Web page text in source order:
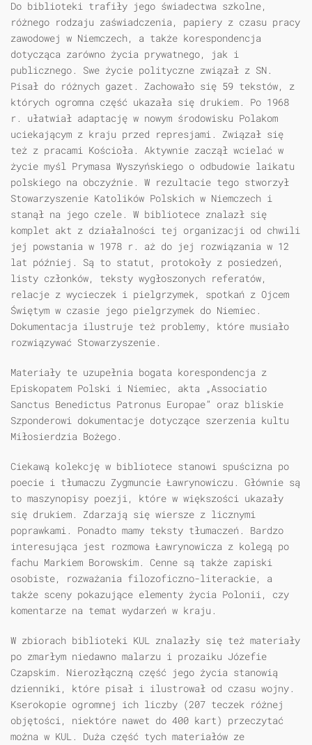
Do biblioteki trafiły jego świadectwa szkolne,
różnego rodzaju zaświadczenia, papiery z czasu pracy
zawodowej w Niemczech, a także korespondencja
dotycząca zarówno życia prywatnego, jak i
publicznego. Swe życie polityczne związał z SN.
Pisał do różnych gazet. Zachowało się 59 tekstów, z
których ogromna część ukazała się drukiem. Po 1968
r. ułatwiał adaptację w nowym środowisku Polakom
uciekającym z kraju przed represjami. Związał się
też z pracami Kościoła. Aktywnie zaczął wcielać w
życie myśl Prymasa Wyszyńskiego o odbudowie laikatu
polskiego na obczyźnie. W rezultacie tego stworzył
Stowarzyszenie Katolików Polskich w Niemczech i
stanął na jego czele. W bibliotece znalazł się
komplet akt z działalności tej organizacji od chwili
jej powstania w 1978 r. aż do jej rozwiązania w 12
lat później. Są to statut, protokoły z posiedzeń,
listy członków, teksty wygłoszonych referatów,
relacje z wycieczek i pielgrzymek, spotkań z Ojcem
Świętym w czasie jego pielgrzymek do Niemiec.
Dokumentacja ilustruje też problemy, które musiało
rozwiązywać Stowarzyszenie.
Materiały te uzupełnia bogata korespondencja z
Episkopatem Polski i Niemiec, akta „Associatio
Sanctus Benedictus Patronus Europae” oraz bliskie
Szponderowi dokumentacje dotyczące szerzenia kultu
Miłosierdzia Bożego.
Ciekawą kolekcję w bibliotece stanowi spuścizna po
poecie i tłumaczu Zygmuncie Ławrynowiczu. Głównie są
to maszynopisy poezji, które w większości ukazały
się drukiem. Zdarzają się wiersze z licznymi
poprawkami. Ponadto mamy teksty tłumaczeń. Bardzo
interesująca jest rozmowa Ławrynowicza z kolegą po
fachu Markiem Borowskim. Cenne są także zapiski
osobiste, rozważania filozoficzno-literackie, a
także sceny pokazujące elementy życia Polonii, czy
komentarze na temat wydarzeń w kraju.
W zbiorach biblioteki KUL znalazły się też materiały
po zmarłym niedawno malarzu i prozaiku Józefie
Czapskim. Nierozłączną część jego życia stanowią
dzienniki, które pisał i ilustrował od czasu wojny.
Kserokopie ogromnej ich liczby (207 teczek różnej
objętości, niektóre nawet do 400 kart) przeczytać
można w KUL. Duża część tych materiałów ze